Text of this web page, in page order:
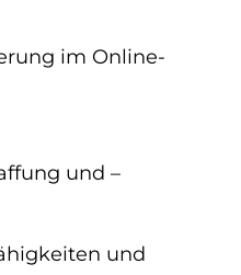
im Online-
und –
und